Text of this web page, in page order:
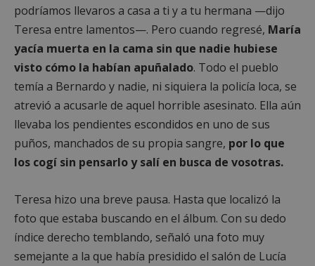
podríamos llevaros a casa a ti y a tu hermana —dijo
Teresa entre lamentos—. Pero cuando regresé, María
yacía muerta en la cama sin que nadie hubiese
visto cómo la habían apuñalado. Todo el pueblo
temía a Bernardo y nadie, ni siquiera la policía loca, se
atrevió a acusarle de aquel horrible asesinato. Ella aún
llevaba los pendientes escondidos en uno de sus
puños, manchados de su propia sangre, por lo que
los cogí sin pensarlo y salí en busca de vosotras.
Teresa hizo una breve pausa. Hasta que localizó la
foto que estaba buscando en el álbum. Con su dedo
índice derecho temblando, señaló una foto muy
semejante a la que había presidido el salón de Lucía